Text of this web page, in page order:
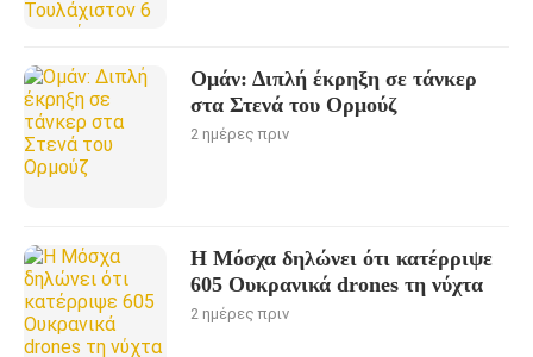
Ομάν: Διπλή έκρηξη σε τάνκερ
στα Στενά του Ορμούζ
2 ημέρες πριν
Η Μόσχα δηλώνει ότι κατέρριψε
605 Oυκρανικά drones τη νύχτα
2 ημέρες πριν